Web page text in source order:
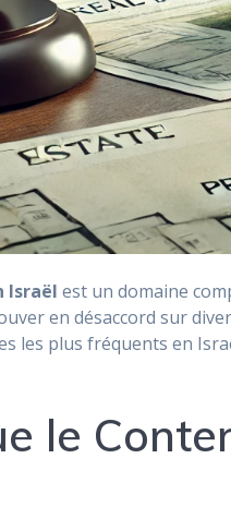
Israël est un domaine
en désaccord sur
les plus fréquents en
le